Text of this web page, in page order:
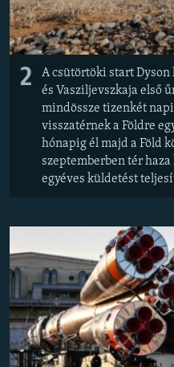
2
A csütörtöki start
és Vasziljevszkaja első
mindössze tizenkét
visszatérnek a Földre
hónapig él majd a Föld
szeptemberben tér
egyéves küldetést